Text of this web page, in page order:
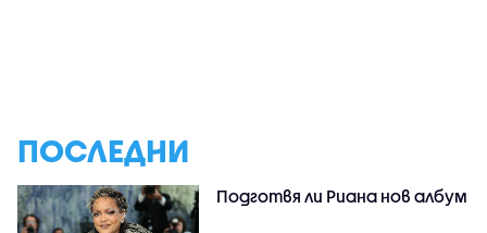
ПОСЛЕДНИ
Подготвя ли Риана нов албум